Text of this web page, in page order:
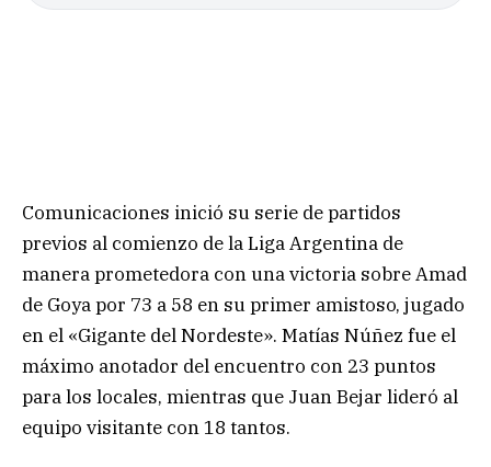
Comunicaciones inició su serie de partidos
previos al comienzo de la Liga Argentina de
manera prometedora con una victoria sobre Amad
de Goya por 73 a 58 en su primer amistoso, jugado
en el «Gigante del Nordeste». Matías Núñez fue el
máximo anotador del encuentro con 23 puntos
para los locales, mientras que Juan Bejar lideró al
equipo visitante con 18 tantos.